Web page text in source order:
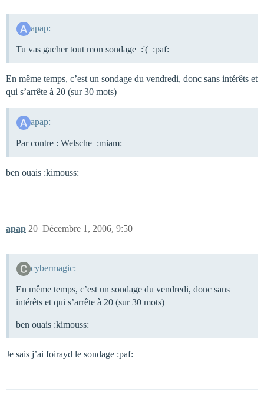
apap:
Tu vas gacher tout mon sondage :'( :paf:
En même temps, c’est un sondage du vendredi, donc sans intérêts et
qui s’arrête à 20 (sur 30 mots)
apap:
Par contre : Welsche :miam:
ben ouais :kimouss:
apap Décembre 1, 2006, 9:50
20
cybermagic:
En même temps, c’est un sondage du vendredi, donc sans
intérêts et qui s’arrête à 20 (sur 30 mots)
ben ouais :kimouss:
Je sais j’ai foirayd le sondage :paf: